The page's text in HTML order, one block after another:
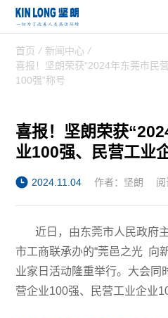
首页 / 新闻中心 /
喜报！坚朗荣获“2024年东莞市民
100强”称号
喜报！坚朗荣获
业100强、民营工业
2024.11.04 作者：坚朗
近日，由东莞市人民政府主
市工商联承办的“莞邑之光 向
业家日活动隆重举行。大会同
营企业100强、民营工业企业